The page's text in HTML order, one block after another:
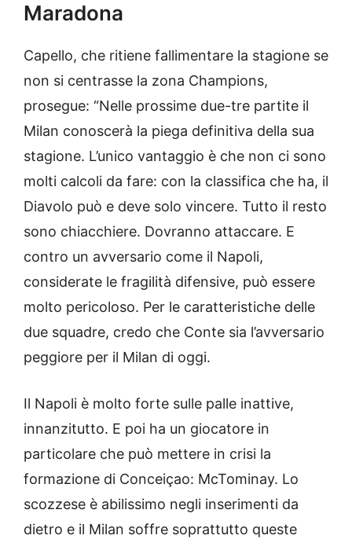
Maradona
Capello, che ritiene fallimentare la stagione se
non si centrasse la zona Champions,
prosegue: “Nelle prossime due-tre partite il
Milan conoscerà la piega definitiva della sua
stagione. L’unico vantaggio è che non ci sono
molti calcoli da fare: con la classifica che ha, il
Diavolo può e deve solo vincere. Tutto il resto
sono chiacchiere. Dovranno attaccare. E
contro un avversario come il Napoli,
considerate le fragilità difensive, può essere
molto pericoloso. Per le caratteristiche delle
due squadre, credo che Conte sia l’avversario
peggiore per il Milan di oggi.
Il Napoli è molto forte sulle palle inattive,
innanzitutto. E poi ha un giocatore in
particolare che può mettere in crisi la
formazione di Conceiçao: McTominay. Lo
scozzese è abilissimo negli inserimenti da
dietro e il Milan soffre soprattutto queste